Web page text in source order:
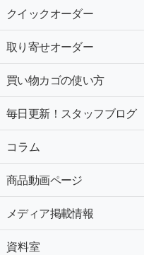
クイックオーダー
取り寄せオーダー
買い物カゴの使い方
毎日更新！スタッフブログ
コラム
商品動画ページ
メディア掲載情報
資料室